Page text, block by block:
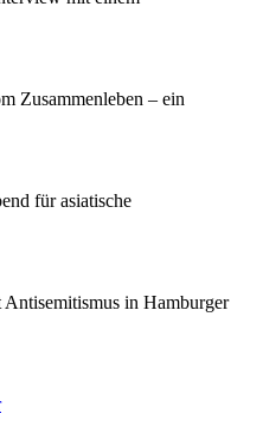
Zusammenleben – ein
für asiatische
in Hamburger